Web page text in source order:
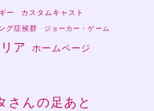
ー
カスタムキャスト
グ症候群 ジョーカー・ゲーム
ア ホームページ
さんの足あと